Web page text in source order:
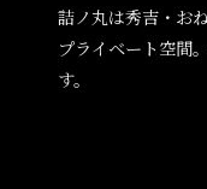
詰ノ丸は秀吉・お
プライベート空間
す。